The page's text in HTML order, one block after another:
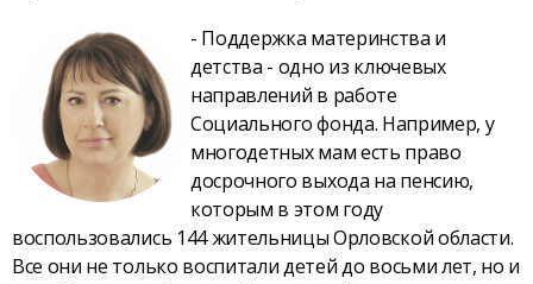
- Поддержка материнства и
детства - одно из ключевых
направлений в работе
Социального фонда. Например, у
многодетных мам есть право
досрочного выхода на пенсию,
которым в этом году
воспользовались 144 жительницы Орловской области.
Все они не только воспитали детей до восьми лет, но и